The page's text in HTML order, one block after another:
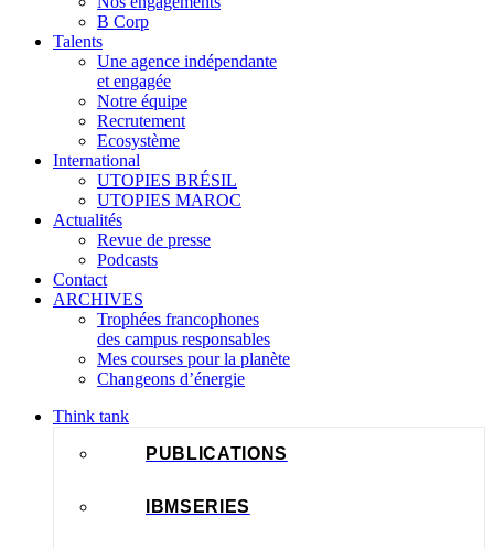
B Corp
Talents
Une agence indépendante
et engagée
Notre équipe
Recrutement
Ecosystème
International
UTOPIES BRÉSIL
UTOPIES MAROC
Actualités
Revue de presse
Podcasts
Contact
ARCHIVES
Trophées francophones
des campus responsables
Mes courses pour la planète
Changeons d’énergie
Think tank
PUBLICATIONS
IBMSERIES